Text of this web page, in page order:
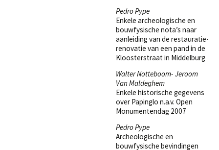
Pedro Pype
Enkele archeologische en
bouwfysische nota’s naar
aanleiding van de restauratie-
renovatie van een pand in de
Kloosterstraat in Middelburg
Walter Notteboom- Jeroom
Van Maldeghem
Enkele historische gegevens
over Papinglo n.a.v. Open
Monumentendag 2007
Pedro Pype
Archeologische en
bouwfysische bevindingen